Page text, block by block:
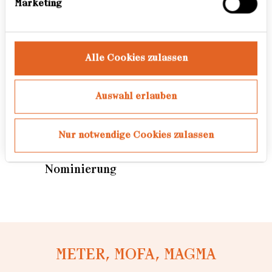
Marketing
Alle Cookies zulassen
Auswahl erlauben
Nur notwendige Cookies zulassen
2020 CrossCulture programme
des ifa, Remote Fellowship
2015 bangaloResidency, Goethe
Institut, Residenzstipendium:
Bangalore & Kochi, Indien
2011 Ina Nobuo Award 2011, Tokio,
Nominierung
METER, MOFA, MAGMA